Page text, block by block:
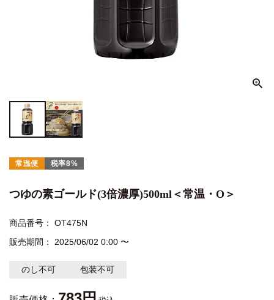
常温便 税率8%
つゆの素ゴールド(3倍濃厚)500ml＜常温・O＞
商品番号
OT475N
販売期間
2025/06/02 0:00 〜
のし不可 包装不可